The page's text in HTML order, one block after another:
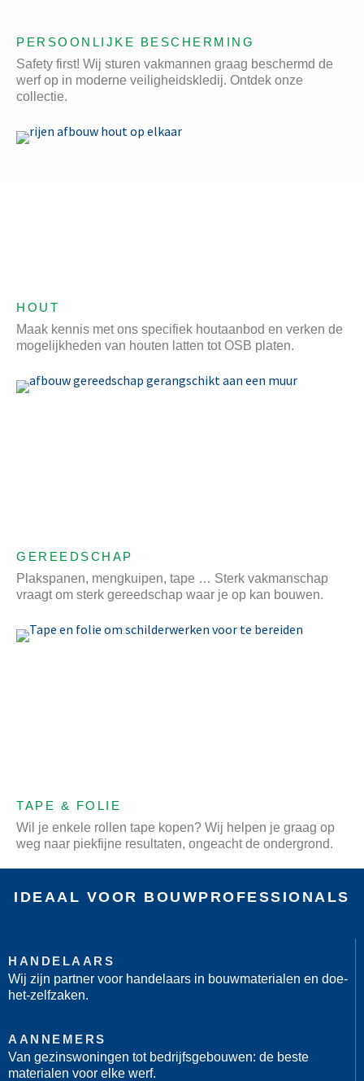
PERSOONLIJKE BESCHERMING
Safety first! Wij sturen vakmannen graag beschermd de
werf op in moderne veiligheidskledij. Ontdek onze
collectie.
HOUT
Maak kennis met ons specifiek houtaanbod en verken de
mogelijkheden van houten latten tot OSB platen.
GEREEDSCHAP
Plakspanen, mengkuipen, tape … Sterk vakmanschap
vraagt om sterk gereedschap waar je op kan bouwen.
TAPE & FOLIE
Wil je enkele rollen tape kopen? Wij helpen je graag op
weg naar piekfijne resultaten, ongeacht de ondergrond.
IDEAAL VOOR BOUWPROFESSIONALS
HANDELAARS
Wij zijn partner voor handelaars in bouwmaterialen en doe-
het-zelfzaken.
AANNEMERS
Van gezinswoningen tot bedrijfsgebouwen: de beste
materialen voor elke werf.